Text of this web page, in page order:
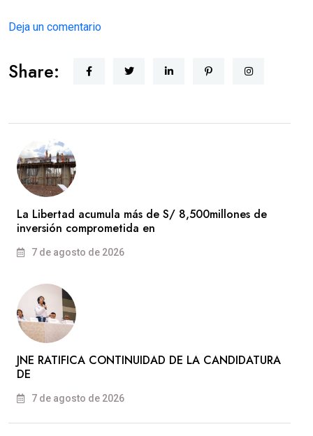
Deja un comentario
Share:
La Libertad acumula más de S/ 8,500millones de
inversión comprometida en
7 de agosto de 2026
JNE RATIFICA CONTINUIDAD DE LA CANDIDATURA
DE
7 de agosto de 2026